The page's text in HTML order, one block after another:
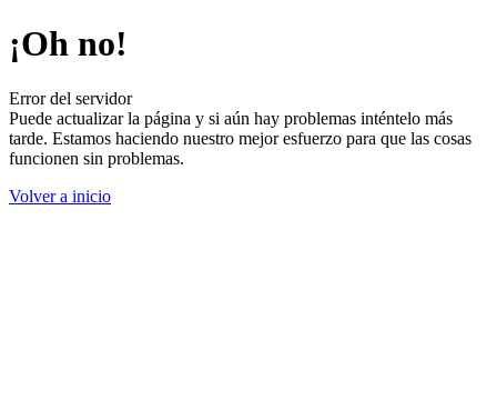
¡Oh no!
Error del servidor
Puede actualizar la página y si aún hay problemas inténtelo más
tarde. Estamos haciendo nuestro mejor esfuerzo para que las cosas
funcionen sin problemas.
Volver a inicio